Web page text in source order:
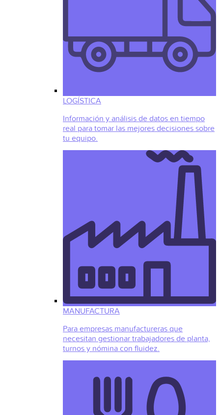
LOGÍSTICA
Información y análisis de datos en tiempo
real para tomar las mejores decisiones sobre
tu equipo.
MANUFACTURA
Para empresas manufactureras que
necesitan gestionar trabajadores de planta,
turnos y nómina con fluidez.